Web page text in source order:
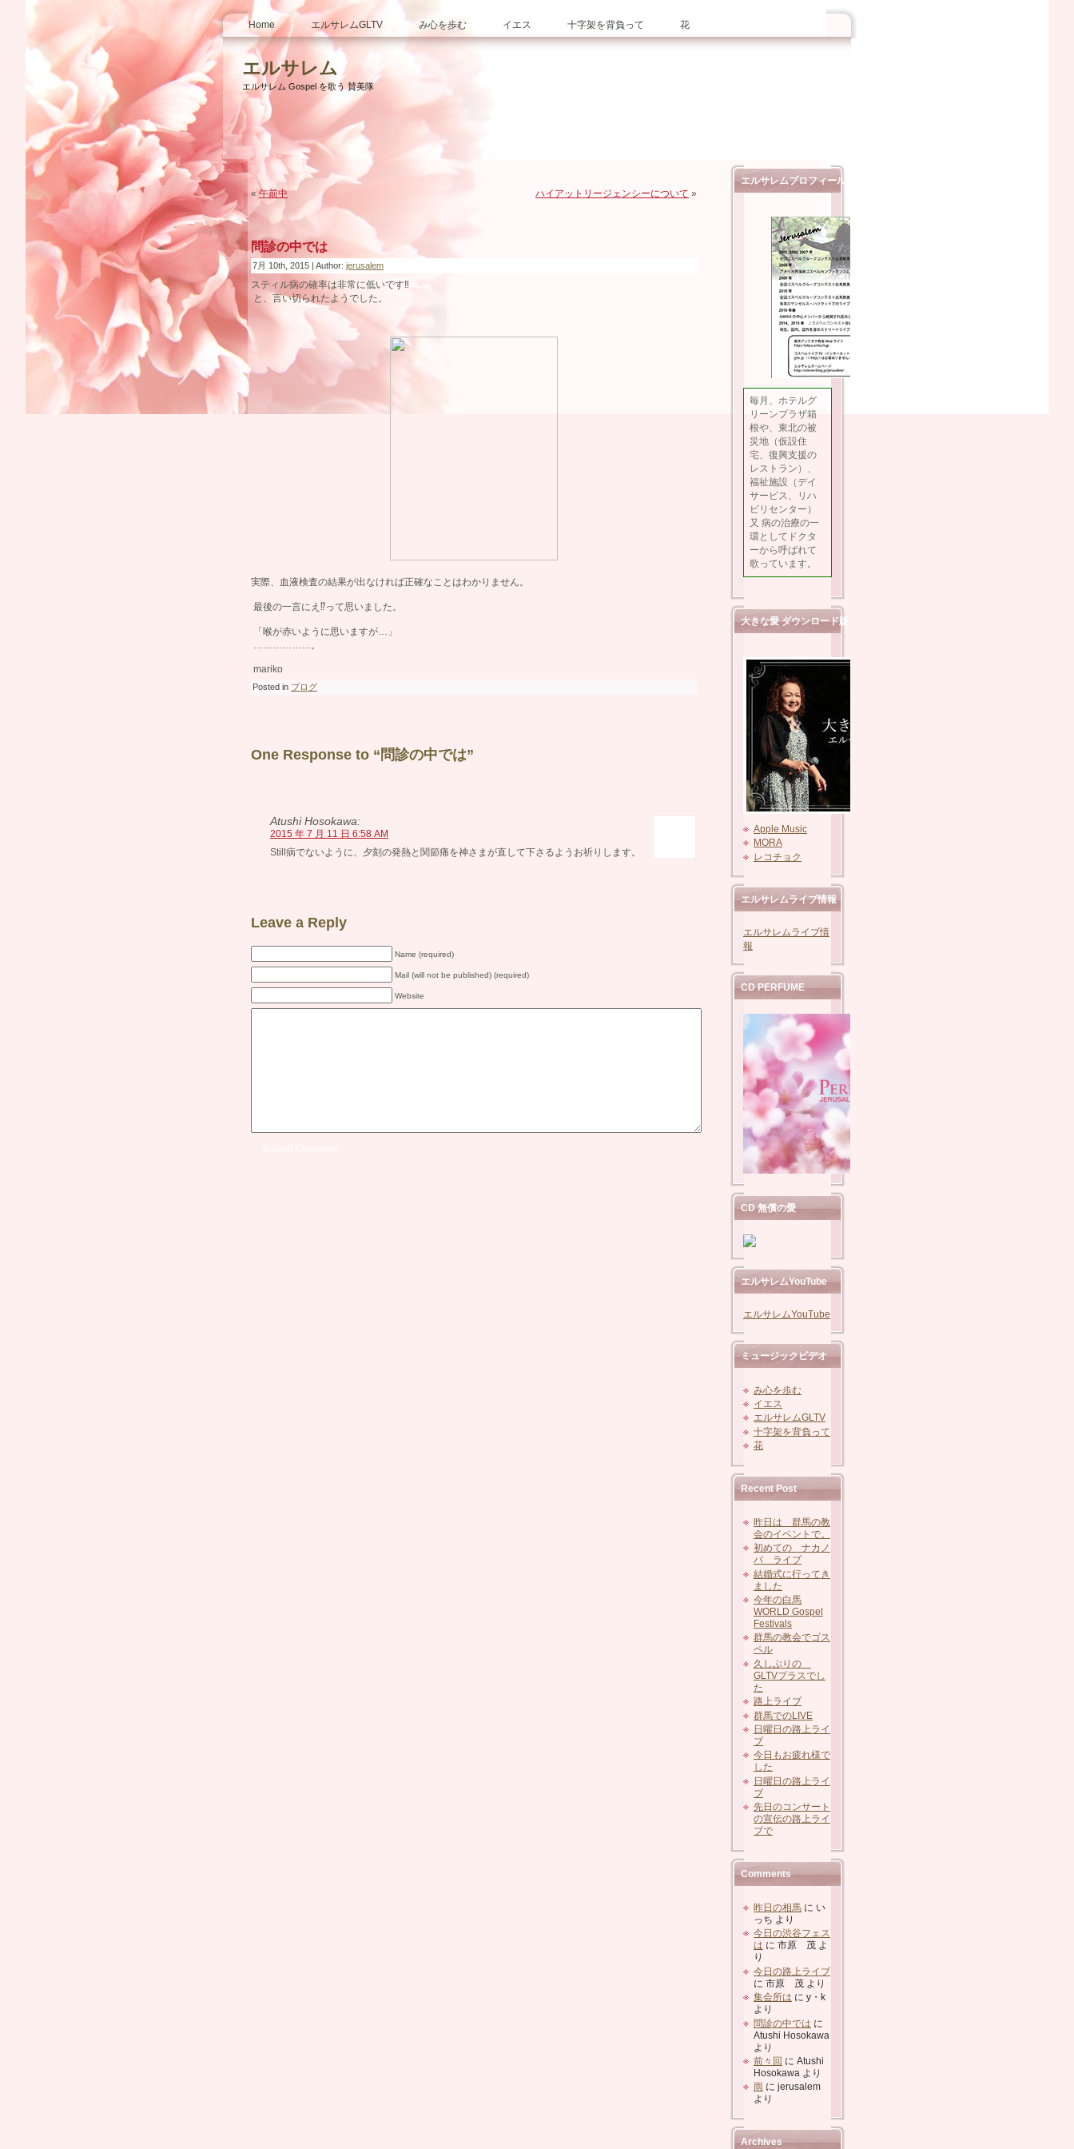
Home エルサレムGLTV み心を歩む イエス 十字架を背負って 花
エルサレム
エルサレム Gospel を歌う 賛美隊
« 午前中 ハイアットリージェンシーについて »
問診の中では
7月 10th, 2015 | Author: jerusalem
スティル病の確率は非常に低いです‼︎
と、言い切られたようでした。
実際、血液検査の結果が出なければ正確なことはわかりません。
最後の一言にえ⁉︎って思いました。
「喉が赤いように思いますが…」
………………。
mariko
Posted in ブログ
One Response to “問診の中では”
Atushi Hosokawa:
2015 年 7 月 11 日 6:58 AM
Still病でないように、夕刻の発熱と関節痛を神さまが直して下さるようお祈りします。
Leave a Reply
Name (required)
Mail (will not be published) (required)
Website
エルサレムプロフィール
毎月、ホテルグ
リーンプラザ箱
根や、東北の被
災地（仮設住
宅、復興支援の
レストラン）、
福祉施設（デイ
サービス、リハ
ビリセンター）
又 病の治療の一
環としてドクタ
ーから呼ばれて
歌っています。
大きな愛 ダウンロード版
Apple Music
MORA
レコチョク
エルサレムライブ情報
エルサレムライブ情
報
CD PERFUME
CD 無償の愛
エルサレムYouTube
エルサレムYouTube
ミュージックビデオ
み心を歩む
イエス
エルサレムGLTV
十字架を背負って
花
Recent Post
昨日は 群馬の教
会のイベントで。
初めての ナカノ
バ ライブ
結婚式に行ってき
ました
今年の白馬
WORLD Gospel
Festivals
群馬の教会でゴス
ペル
久しぶりの
GLTVプラスでし
た
路上ライブ
群馬でのLIVE
日曜日の路上ライ
ブ
今日もお疲れ様で
した
日曜日の路上ライ
ブ
先日のコンサート
の宣伝の路上ライ
ブで
Comments
昨日の相馬 に い
っち より
今日の渋谷フェス
は に 市原 茂 よ
り
今日の路上ライブ
に 市原 茂 より
集会所は に y・k
より
問診の中では に
Atushi Hosokawa
より
前々回 に Atushi
Hosokawa より
雨 に jerusalem
より
Archives